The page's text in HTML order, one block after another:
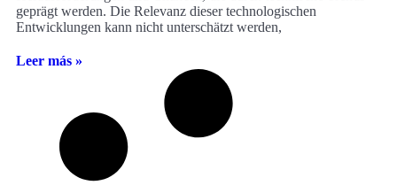
geprägt werden. Die Relevanz dieser technologischen
Entwicklungen kann nicht unterschätzt werden,
Leer más »